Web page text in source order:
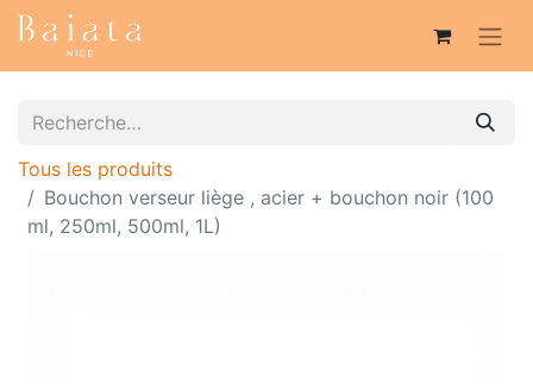
Tous les produits
Bouchon verseur liège , acier + bouchon noir (100
ml, 250ml, 500ml, 1L)